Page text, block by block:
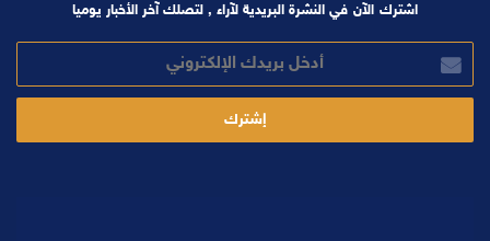
اشترك الآن في النشرة البريدية لآراء , لتصلك آخر الأخبار يوميا
بريدك
الإلكتروني